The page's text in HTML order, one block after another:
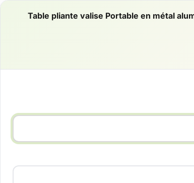
Table pliante valise Portable en métal